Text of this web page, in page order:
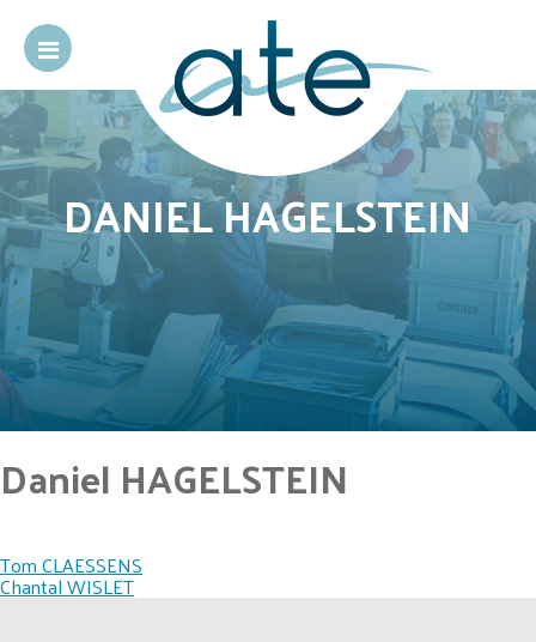
DANIEL HAGELSTEIN
Daniel HAGELSTEIN
Navigation
de
Tom CLAESSENS
Chantal WISLET